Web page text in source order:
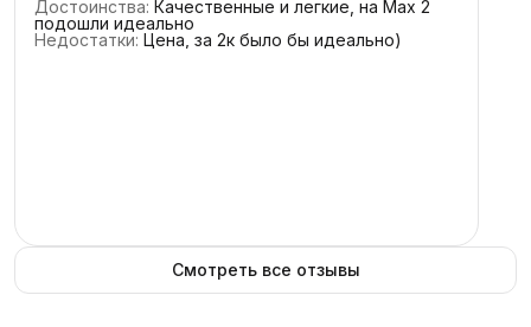
Достоинства: Качественные и легкие, на Max 2
подошли идеально
Недостатки: Цена, за 2к было бы идеально)
Смотреть все отзывы